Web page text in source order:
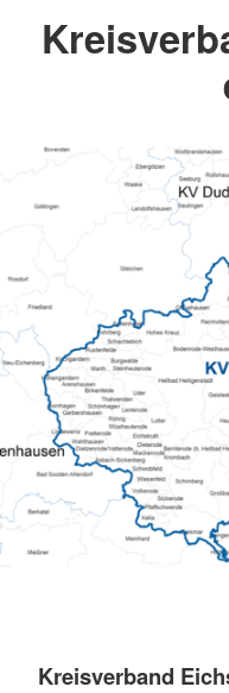
Kreisverband